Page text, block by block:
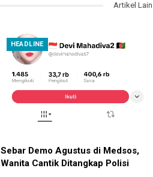
Artikel Lain
HEADLINE
Sebar Demo Agustus di Medsos,
Wanita Cantik Ditangkap Polisi